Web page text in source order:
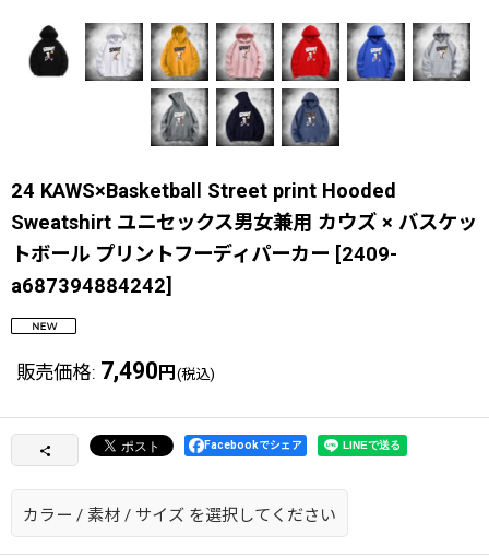
24 KAWS×Basketball Street print Hooded
Sweatshirt ユニセックス男女兼用 カウズ × バスケッ
トボール プリントフーディパーカー [2409-
a687394884242]
販売価格: 7,490 円 (税込)
Facebookでシェア
カラー / 素材 / サイズ を選択してください